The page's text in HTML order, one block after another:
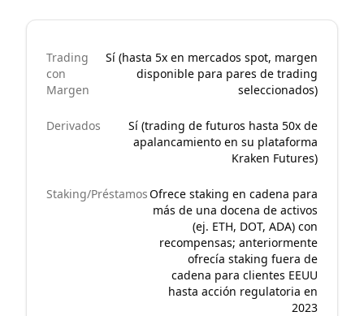
Trading
con
Margen
Sí (hasta 5x en mercados spot, margen
disponible para pares de trading
seleccionados)
Derivados
Sí (trading de futuros hasta 50x de
apalancamiento en su plataforma
Kraken Futures)
Staking/PréstamosOfrece staking en cadena para
más de una docena de activos
(ej. ETH, DOT, ADA) con
recompensas; anteriormente
ofrecía staking fuera de
cadena para clientes EEUU
hasta acción regulatoria en
2023